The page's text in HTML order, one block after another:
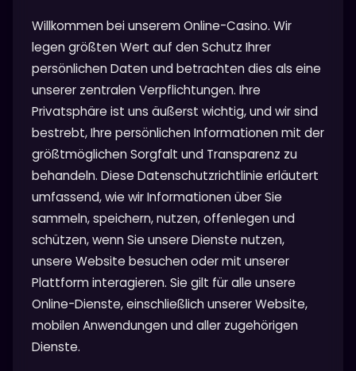
Willkommen bei unserem Online-Casino. Wir
legen größten Wert auf den Schutz Ihrer
persönlichen Daten und betrachten dies als eine
unserer zentralen Verpflichtungen. Ihre
Privatsphäre ist uns äußerst wichtig, und wir sind
bestrebt, Ihre persönlichen Informationen mit der
größtmöglichen Sorgfalt und Transparenz zu
behandeln. Diese Datenschutzrichtlinie erläutert
umfassend, wie wir Informationen über Sie
sammeln, speichern, nutzen, offenlegen und
schützen, wenn Sie unsere Dienste nutzen,
unsere Website besuchen oder mit unserer
Plattform interagieren. Sie gilt für alle unsere
Online-Dienste, einschließlich unserer Website,
mobilen Anwendungen und aller zugehörigen
Dienste.